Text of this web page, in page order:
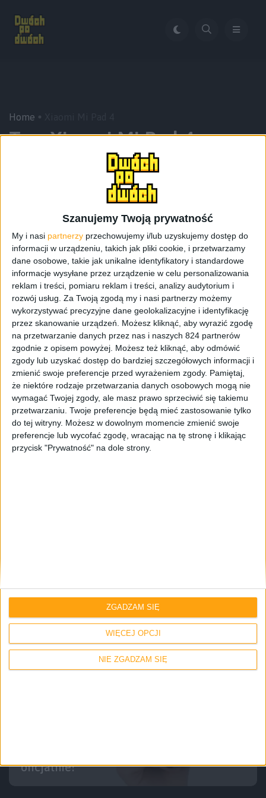
Szanujemy Twoją prywatność
My i nasi partnerzy przechowujemy i/lub uzyskujemy dostęp do
informacji w urządzeniu, takich jak pliki cookie, i przetwarzamy
dane osobowe, takie jak unikalne identyfikatory i standardowe
informacje wysyłane przez urządzenie w celu personalizowania
reklam i treści, pomiaru reklam i treści, analizy audytorium i
rozwój usług. Za Twoją zgodą my i nasi partnerzy możemy
wykorzystywać precyzyjne dane geolokalizacyjne i identyfikację
przez skanowanie urządzeń. Możesz kliknąć, aby wyrazić zgodę
na przetwarzanie danych przez nas i naszych 824 partnerów
zgodnie z opisem powyżej. Możesz też kliknąć, aby odmówić
zgody lub uzyskać dostęp do bardziej szczegółowych informacji i
zmienić swoje preferencje przed wyrażeniem zgody. Pamiętaj,
że niektóre rodzaje przetwarzania danych osobowych mogą nie
wymagać Twojej zgody, ale masz prawo sprzeciwić się takiemu
przetwarzaniu. Twoje preferencje będą mieć zastosowanie tylko
do tej witryny. Możesz w dowolnym momencie zmienić swoje
preferencje lub wycofać zgodę, wracając na tę stronę i klikając
przycisk "Prywatność" na dole strony.
WIĘCEJ OPCJI
NIE ZGADZAM SIĘ
ZGADZAM SIĘ
Home
Tag:Xiaomi Mi Pad 4
Recenzje sprzętu Tablety
Recenzja Xiaomi Mi Pad 4 LTE. Dałbym za
ten tablet nawet i tysiąc pięćset złotych.
oficjalnie!